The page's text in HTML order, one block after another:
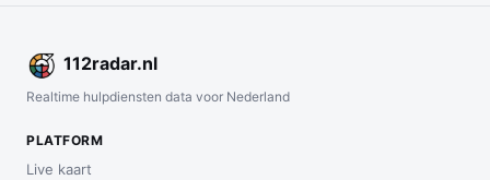
112radar.nl
Realtime hulpdiensten data voor Nederland
PLATFORM
Live kaart